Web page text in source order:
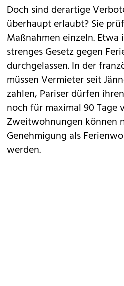
Doch sind derartige
überhaupt erlaubt? Sie
Maßnahmen einzeln. Etwa
strenges Gesetz gegen
durchgelassen. In der
müssen Vermieter seit
zahlen, Pariser dürfen
noch für maximal 90 Tage
Zweitwohnungen können
Genehmigung als
werden.